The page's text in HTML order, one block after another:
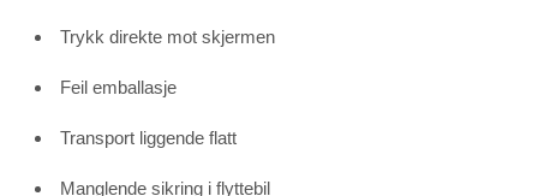
Trykk direkte mot skjermen
Feil emballasje
Transport liggende flatt
Manglende sikring i flyttebil